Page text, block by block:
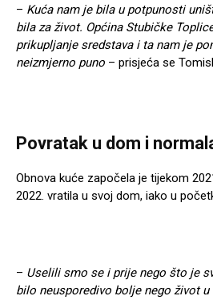
– Kuća nam je bila u potpunosti
bila za život. Općina Stubičke
prikupljanje sredstava i ta nam je
neizmjerno puno – prisjeća se
Povratak u dom i
Obnova kuće započela je tijekom
2022. vratila u svoj dom, iako u
– Uselili smo se i prije nego što je
bilo neusporedivo bolje nego život